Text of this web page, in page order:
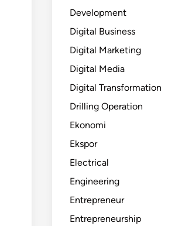
Development
Digital Business
Digital Marketing
Digital Media
Digital Transformation
Drilling Operation
Ekonomi
Ekspor
Electrical
Engineering
Entrepreneur
Entrepreneurship